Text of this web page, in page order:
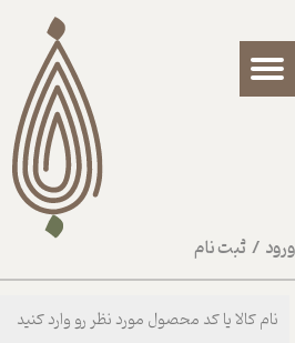
/ ثبت نام
حساب کاربری من
تغییر گذر واژه